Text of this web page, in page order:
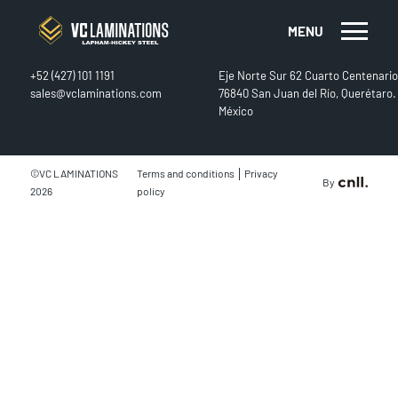
MENU
CONTACT
+52 (427) 101 1191
sales@vclaminations.com
Eje Norte Sur 62 Cuarto Centenario
76840 San Juan del Río, Querétaro.
México
©VC LAMINATIONS
2026
Terms and conditions | Privacy
policy
By